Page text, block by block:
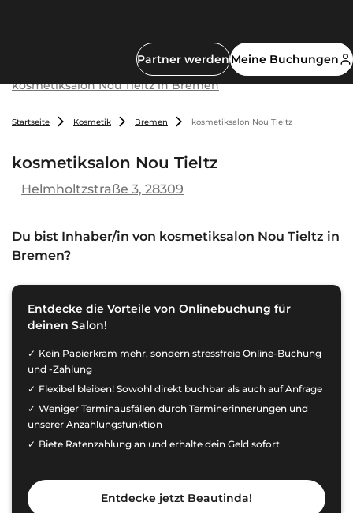
Partner werdenMeine Buchungen
kosmetiksalon Nou Tieltz in Bremen
Startseite Kosmetik Bremen kosmetiksalon Nou Tieltz
kosmetiksalon Nou Tieltz
Helmholtzstraße 3, 28309
Du bist Inhaber/in von kosmetiksalon Nou Tieltz in
Bremen?
Entdecke die Vorteile von Onlinebuchung für
deinen Salon!
Kein Papierkram mehr, sondern stressfreie Online-Buchung
und -Zahlung
Flexibel bleiben! Sowohl direkt buchbar als auch auf Anfrage
Weniger Terminausfällen durch Terminerinnerungen und
unserer Anzahlungsfunktion
Biete Ratenzahlung an und erhalte dein Geld sofort
Entdecke jetzt Beautinda!